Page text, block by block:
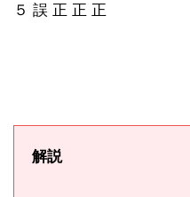
５ 誤 正 正 正
解説